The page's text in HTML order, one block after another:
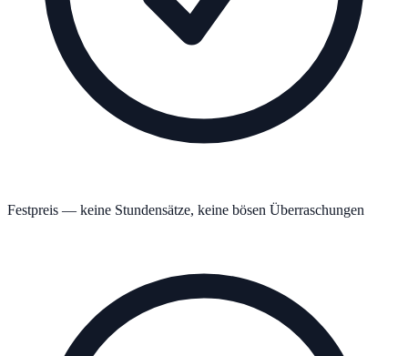
Festpreis — keine Stundensätze, keine bösen Überraschungen